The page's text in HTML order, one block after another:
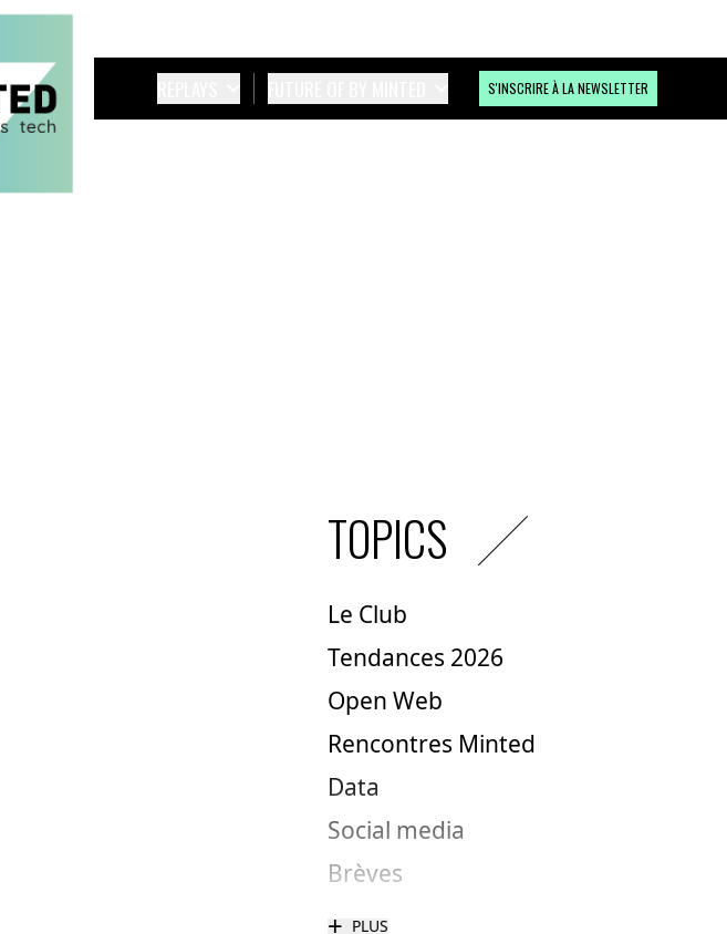
S'INSCRIRE À LA NEWSLETTER
TOPICS
Le Club
Tendances 2026
Open Web
Rencontres Minted
Data
Social media
Brèves
+ PLUS